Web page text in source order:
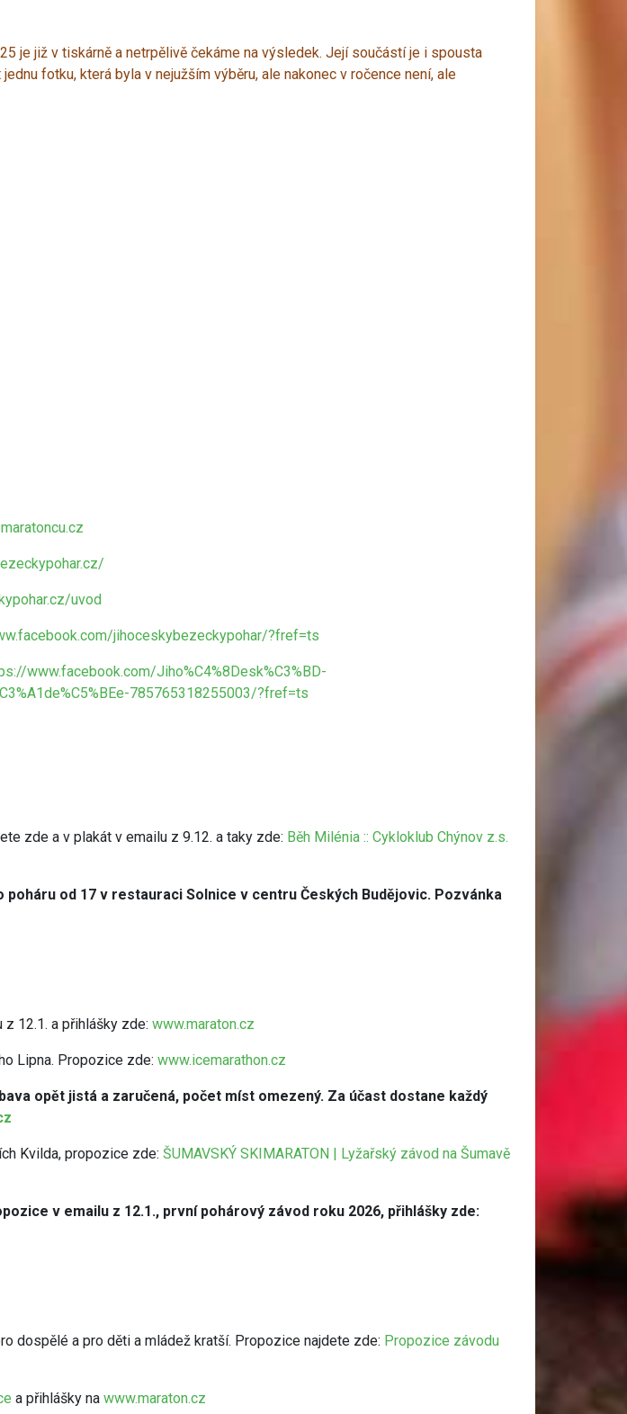
je již v tiskárně a netrpělivě čekáme na výsledek. Její součástí je i spousta
fotku, která byla v nejužším výběru, ale nakonec v ročence není, ale
uvod
jihoceskybezeckypohar/?fref=ts
www.facebook.com/Jiho%C4%8Desk%C3%BD-
785765318255003/?fref=ts
zde a v plakát v emailu z 9.12. a taky zde: Běh Milénia :: Cykloklub Chýnov z.s.
od 17 v restauraci Solnice v centru Českých Budějovic. Pozvánka
12.1. a přihlášky zde: www.maraton.cz
Lipna. Propozice zde: www.icemarathon.cz
opět jistá a zaručená, počet míst omezený. Za účast dostane každý
Kvilda, propozice zde: ŠUMAVSKÝ SKIMARATON | Lyžařský závod na Šumavě
v emailu z 12.1., první pohárový závod roku 2026, přihlášky zde:
dospělé a pro děti a mládež kratší. Propozice najdete zde: Propozice závodu
a přihlášky na www.maraton.cz